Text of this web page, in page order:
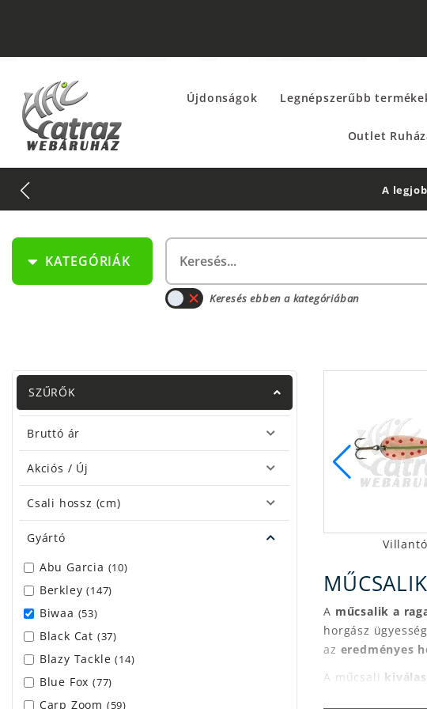
Újdonságok Legnépszerűbb
Outlet
2 db
KATEGÓRIÁK
Keresés ebben a kategóriában
SZŰRŐK
Bruttó ár
Akciós / Új
Csali hossz (cm)
Gyártó
Abu Garcia (10)
Berkley (147)
Biwaa (53)
Black Cat (37)
Blazy Tackle (14)
Blue Fox (77)
Carp Zoom (59)
Gumihal
Speciális műcsali Villantó
MŰCSALIK
A műcsalik a
horgász
az eredményes
A műcsali